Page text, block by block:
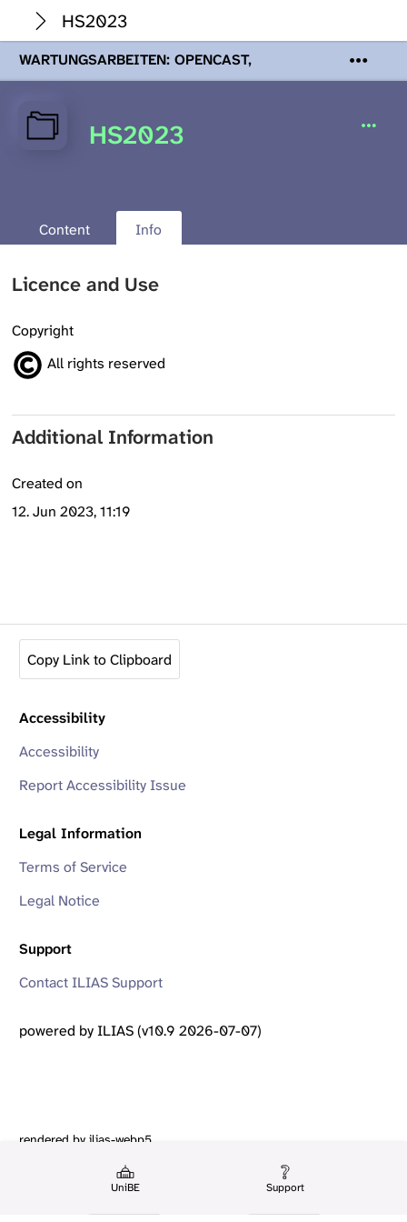
HS2023
WARTUNGSARBEITEN: OPENCAST,
PODCASTS & TOBIRA
Mi 19. August
Wartungsarbeiten an den Opencast-
Servern werden Ihnen Podcasts,
UniBE Support
HS2023
Content Info
Licence and Use
Copyright
All rights reserved
Additional Information
Created on
12. Jun 2023, 11:19
Copy Link to Clipboard
Accessibility
Accessibility
Report Accessibility Issue
Legal Information
Terms of Service
Legal Notice
Support
Contact ILIAS Support
powered by ILIAS (v10.9 2026-07-07)
rendered by ilias-webp5